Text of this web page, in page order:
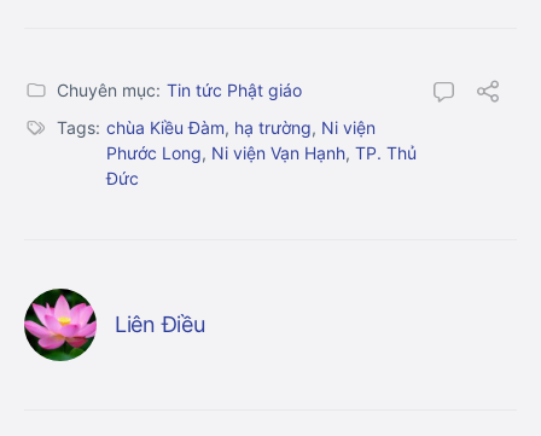
Chuyên mục: Tin tức Phật giáo
Tags: chùa Kiều Đàm, hạ trường, Ni viện
Phước Long, Ni viện Vạn Hạnh, TP. Thủ
Đức
Liên Điều